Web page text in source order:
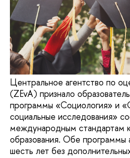
Центральное агентство по
(ZEvA) признало
программы «Социология» и
социальные исследования»
международным стандартам
образования. Обе программы
шесть лет без